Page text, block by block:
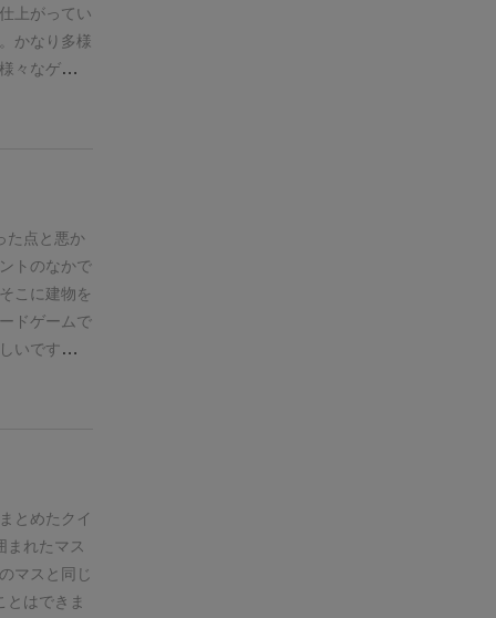
後半の神殿
まってい
走します。
ープを連発
ョントー
ります。相
(ワープさ
容物は神殿
く悩まされ
。なので、
れません。
ります。
上がってい
。かなり 多様
々なゲーム
た点と悪か
トのなかで
こに建物を
ドゲームで
いです。全
よく得点を
計の競い合
、馴染めな
・・・好
）
シカ の簡単
とめたクイ
まれたマス
マスと同じ
はできま